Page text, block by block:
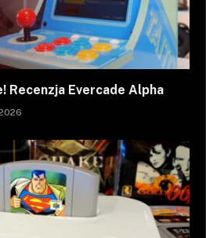
Recenzja Evercade Alpha